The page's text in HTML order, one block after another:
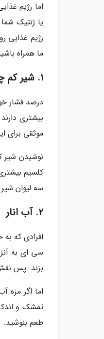
اما رژیم
یا ژنتیک
رژیم غذایی
ما همراه
1. شیر کم چرب
درصد فشار
بیشتری
موثقی برای
نوشیدن شیر
کلسیم
سه لیوان
2. آب انار
افرادی که
سی ای به
بزند. پس
اما اگر مزه
تمشک و
طعم بنوشید.